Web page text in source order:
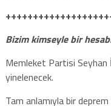
Bizim kimseyle bir
Memleket Partisi Seyhan
yinelenecek.
Tam anlamıyla bir